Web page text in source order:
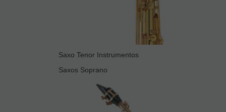
Saxo Tenor Instrumentos
Saxos Soprano